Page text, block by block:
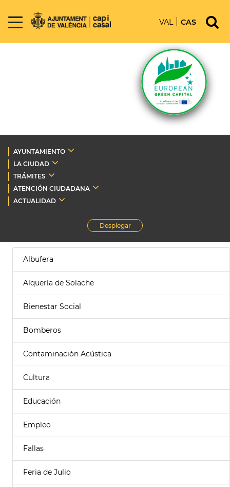
VAL CAS
AYUNTAMIENTO
LA CIUDAD
TRÁMITES
ATENCIÓN CIUDADANA
ACTUALIDAD
Desplegar
Albufera
Alquería de Solache
Bienestar Social
Bomberos
Contaminación Acústica
Cultura
Educación
Empleo
Fallas
Feria de Julio